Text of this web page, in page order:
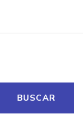
BUSCAR